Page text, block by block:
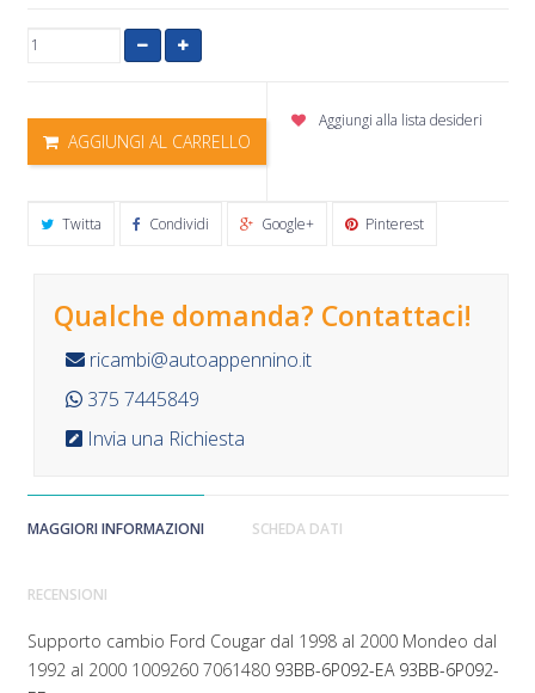
AGGIUNGI AL CARRELLO
Aggiungi alla lista desideri
Twitta Condividi Google+ Pinterest
Qualche domanda? Contattaci!
ricambi@autoappennino.it
375 7445849
Invia una Richiesta
MAGGIORI INFORMAZIONI SCHEDA DATI
RECENSIONI
Supporto cambio Ford Cougar dal 1998 al 2000 Mondeo dal
1992 al 2000 1009260 7061480 93BB-6P092-EA 93BB-6P092-